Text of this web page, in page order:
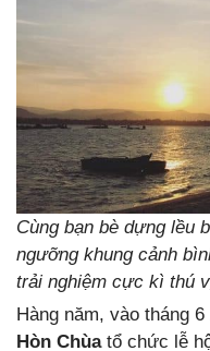
Cùng bạn bè dựng lều
ngưỡng khung cảnh
trải nghiệm cực kì thú
Hàng năm, vào tháng
Hòn Chùatổ chức lễ